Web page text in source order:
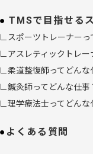
TMSで目指せる
∟スポーツトレーナーっ
∟アスレティックトレー
∟柔道整復師ってどんな
∟鍼灸師ってどんな仕事
∟理学療法士ってどんな
よくある質問